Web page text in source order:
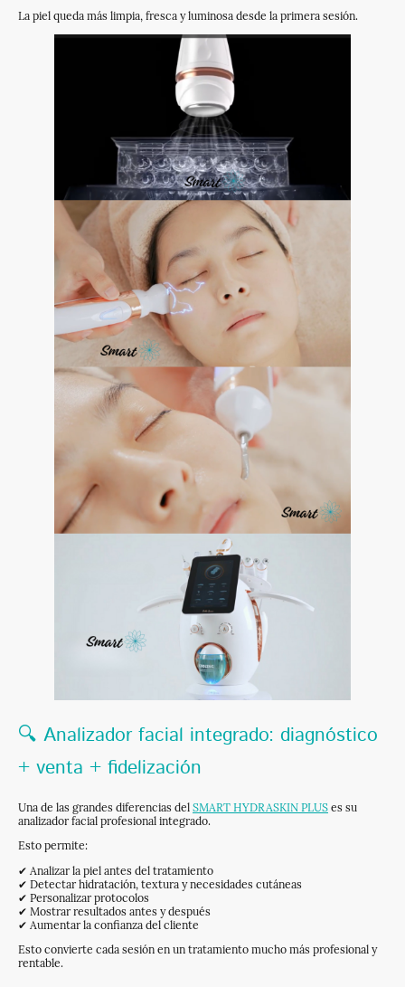
La piel queda más limpia, fresca y luminosa desde la primera sesión.
🔍 Analizador facial integrado: diagnóstico
+ venta + fidelización
Una de las grandes diferencias del SMART HYDRASKIN PLUS es su
analizador facial profesional integrado.
Esto permite:
✔ Analizar la piel antes del tratamiento
✔ Detectar hidratación, textura y necesidades cutáneas
✔ Personalizar protocolos
✔ Mostrar resultados antes y después
✔ Aumentar la confianza del cliente
Esto convierte cada sesión en un tratamiento mucho más profesional y
rentable.